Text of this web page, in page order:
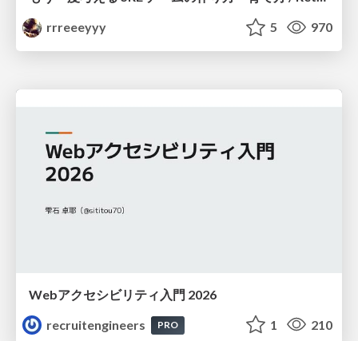
rrreeeyyy
5 970
Webアクセシビリティ入門 2026
recruitengineers
PRO 1 210